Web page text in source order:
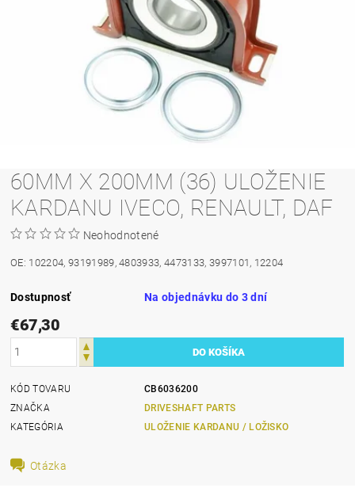
60MM X 200MM (36) ULOŽENIE
KARDANU IVECO, RENAULT, DAF
Neohodnotené
OE: 102204, 93191989, 4803933, 4473133, 3997101, 12204
Dostupnosť Na objednávku do 3 dní
€67,30
KÓD TOVARU
CB6036200
ZNAČKA
DRIVESHAFT PARTS
KATEGÓRIA
ULOŽENIE KARDANU / LOŽISKO
Otázka